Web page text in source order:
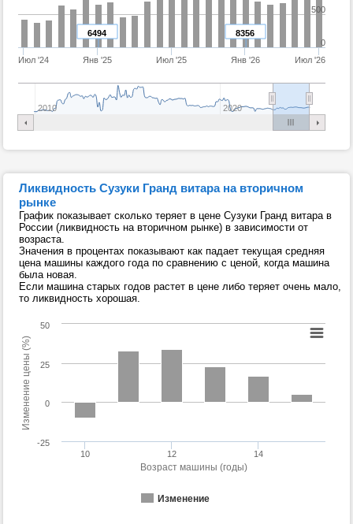
8356
6494
Июл '24 Янв '25 Июл '25 Янв '26 Июл '26
2010 2020
0
500
Ликвидность Сузуки Гранд витара на вторичном
рынке
График показывает сколько теряет в цене Сузуки Гранд витара в
России (ликвидность на вторичном рынке) в зависимости от
возраста.
Значения в процентах показывают как падает текущая средняя
цена машины каждого года по сравнению с ценой, когда машина
была новая.
Если машина старых годов растет в цене либо теряет очень мало,
то ликвидность хорошая.
Возраст машины (годы)
Изменение цены (%)
Изменение
10 12 14
0
-25
25
50